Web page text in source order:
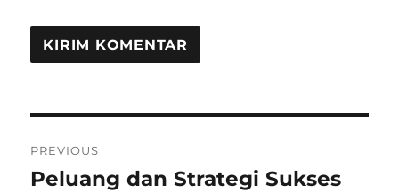
pos
PREVIOUS
Previous
Peluang dan Strategi Sukses